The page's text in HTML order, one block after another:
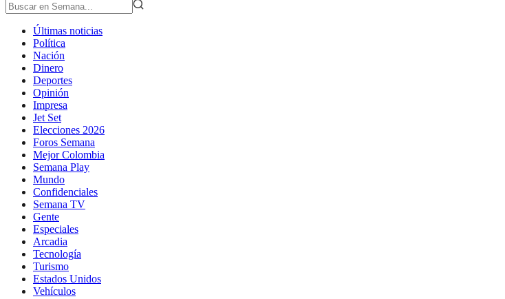
Últimas noticias
Política
Nación
Dinero
Deportes
Opinión
Impresa
Jet Set
Elecciones 2026
Foros Semana
Mejor Colombia
Semana Play
Mundo
Confidenciales
Semana TV
Gente
Especiales
Arcadia
Tecnología
Turismo
Estados Unidos
Vehículos